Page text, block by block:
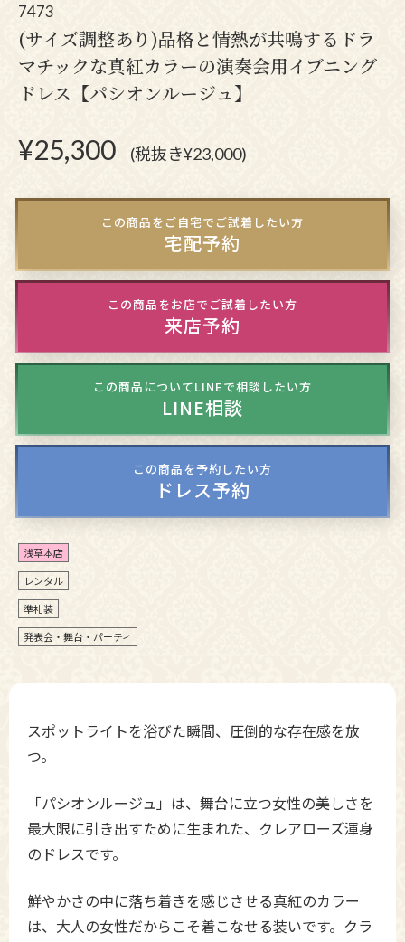
7473
(サイズ調整あり)品格と情熱が共鳴するドラ
マチックな真紅カラーの演奏会用イブニング
ドレス【パシオンルージュ】
¥25,300 (税抜き¥23,000)
この商品をご自宅でご試着したい方
宅配予約
この商品をお店でご試着したい方
来店予約
この商品についてLINEで相談したい方
LINE相談
この商品を予約したい方
ドレス予約
浅草本店
レンタル
準礼装
発表会・舞台・パーティ
スポットライトを浴びた瞬間、圧倒的な存在感を放
つ。
「パシオンルージュ」は、舞台に立つ女性の美しさを
最大限に引き出すために生まれた、クレアローズ渾身
のドレスです。
鮮やかさの中に落ち着きを感じさせる真紅のカラー
は、大人の女性だからこそ着こなせる装いです。クラ